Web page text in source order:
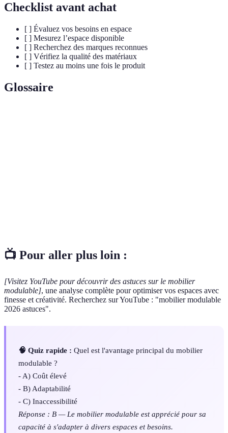
Checklist avant achat
[ ] Évaluez vos besoins en espace
[ ] Mesurez l’espace disponible
[ ] Recherchez des marques reconnues
[ ] Vérifiez la qualité des matériaux
[ ] Testez au moins une fois le produit
Glossaire
📺 Pour aller plus loin :
[Visitez YouTube pour découvrir des astuces sur le mobilier
modulable], une analyse complète pour optimiser vos espaces avec
finesse et créativité. Recherchez sur YouTube : "mobilier modulable
2026 astuces".
🧠 Quiz rapide : Quel est l'avantage principal du mobilier
modulable ?
- A) Coût élevé
- B) Adaptabilité
- C) Inaccessibilité
Réponse : B — Le mobilier modulable est apprécié pour sa
capacité à s'adapter à divers espaces et besoins.